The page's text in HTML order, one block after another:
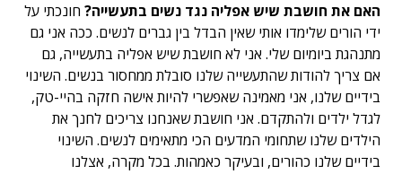
האם את חושבת שיש אפליה נגד נשים בתעשייה? חונכתי על
ידי הורים שלימדו אותי שאין הבדל בין גברים לנשים. ככה אני גם
מתנהגת ביומיום שלי. אני לא חושבת שיש אפליה בתעשייה, גם
אם צריך להודות שהתעשייה שלנו סובלת ממחסור בנשים. השינוי
בידיים שלנו, אני מאמינה שאפשרי להיות אישה חזקה בהיי-טק,
לגדל ילדים ולהתקדם. אני חושבת שאנחנו צריכים לחנך את
הילדים שלנו שתחומי המדעים הכי מתאימים לנשים. השינוי
בידיים שלנו כהורים, ובעיקר כאמהות. בכל מקרה, אצלנו